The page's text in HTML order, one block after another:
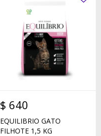
$ 640
EQUILIBRIO GATO
FILHOTE 1,5 KG